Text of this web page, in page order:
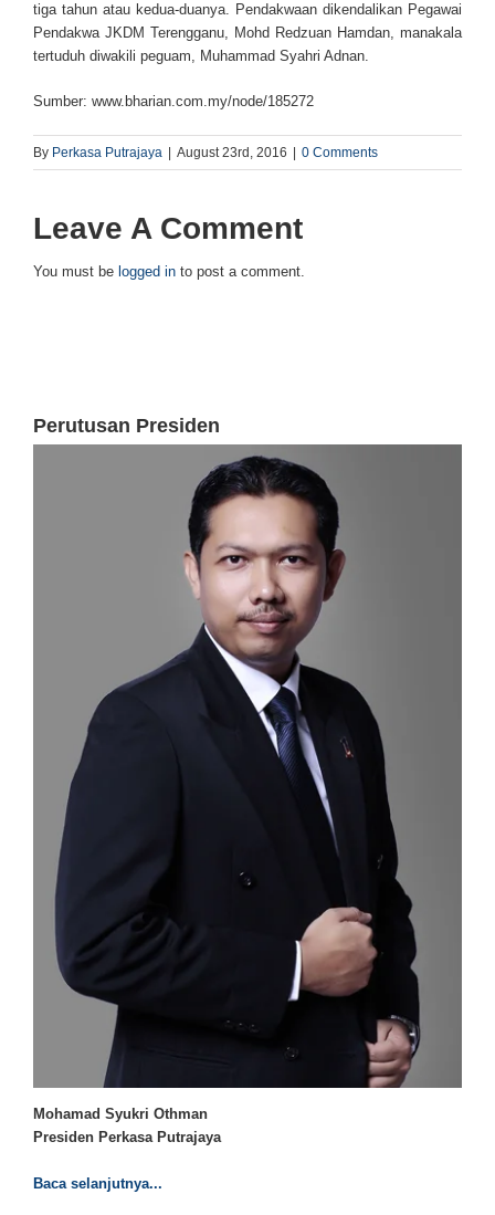
tiga tahun atau kedua-duanya. Pendakwaan dikendalikan Pegawai
Pendakwa JKDM Terengganu, Mohd Redzuan Hamdan, manakala
tertuduh diwakili peguam, Muhammad Syahri Adnan.
Sumber: www.bharian.com.my/node/185272
By Perkasa Putrajaya August 23rd, 2016 0 Comments
Leave A Comment
You must be logged in to post a comment.
Perutusan Presiden
Mohamad Syukri Othman
Presiden Perkasa Putrajaya
Baca selanjutnya...